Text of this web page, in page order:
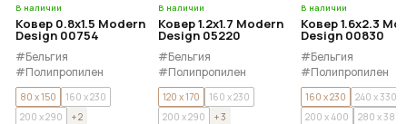
В наличии
Ковер 0.8x1.5 Modern
Design 00754
#Бельгия
#Полипропилен
80 x 150
160 x 230
200 x 290
+ 2
В наличии
Ковер 1.2x1.7 Modern
Design 05220
#Бельгия
#Полипропилен
120 x 170
160 x 230
200 x 290
+ 3
В наличии
Ковер 1.6x2.3
Design 00830
#Бельгия
#Полипропилен
160 x 230
240 x 330
200 x 400
280 x 380